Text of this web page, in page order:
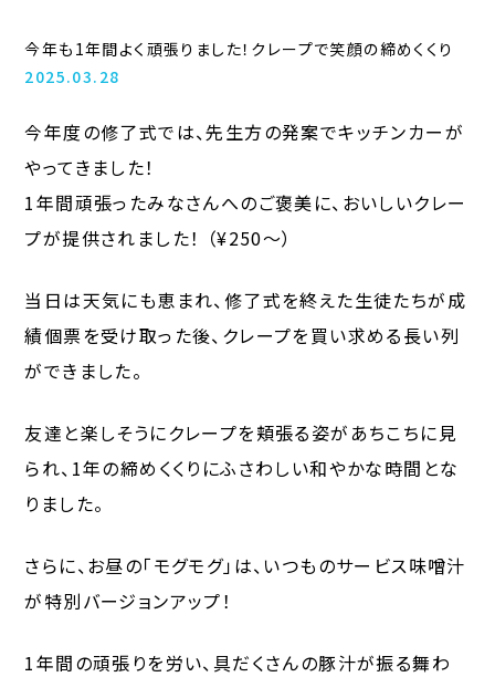
今年も1年間よく頑張りました！クレープで笑顔の締めくくり
2025.03.28
今年度の修了式では、先生方の発案でキッチンカーが
やってきました！
1年間頑張ったみなさんへのご褒美に、おいしいクレー
プが提供されました！ （¥250〜）
当日は天気にも恵まれ、修了式を終えた生徒たちが成
績個票を受け取った後、クレープを買い求める長い列
ができました。
友達と楽しそうにクレープを頬張る姿があちこちに見
られ、1年の締めくくりにふさわしい和やかな時間とな
りました。
さらに、お昼の「モグモグ」は、いつものサービス味噌汁
が特別バージョンアップ！
1年間の頑張りを労い、具だくさんの豚汁が振る舞わ